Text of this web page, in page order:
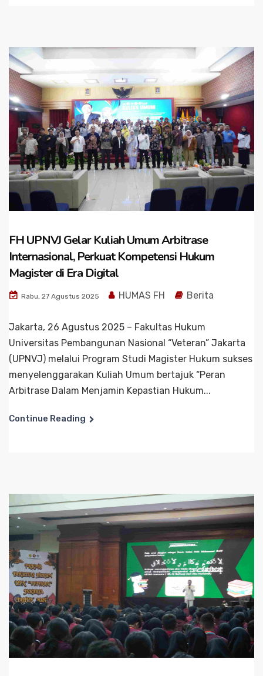
FH UPNVJ Gelar Kuliah Umum Arbitrase
Internasional, Perkuat Kompetensi Hukum
Magister di Era Digital
Rabu, 27 Agustus 2025 HUMAS FH Berita
Jakarta, 26 Agustus 2025 – Fakultas Hukum
Universitas Pembangunan Nasional “Veteran” Jakarta
(UPNVJ) melalui Program Studi Magister Hukum sukses
menyelenggarakan Kuliah Umum bertajuk “Peran
Arbitrase Dalam Menjamin Kepastian Hukum...
Continue Reading